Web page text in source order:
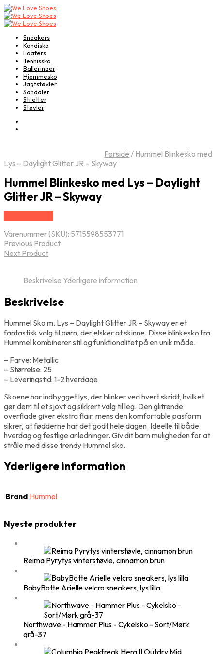
Sneakers
Kondisko
Loafers
Tennissko
Ballerinaer
Hjemmesko
Jagtstøvler
Sandaler
Stiletter
Støvler
Forside / Hummel Blinkesko med
Lys – Daylight Glitter JR – Skyway
Hummel Blinkesko med Lys – Daylight
Glitter JR – Skyway
Varenummer (SKU): 5715598553771
Previous Product
Next Product
Beskrivelse Yderligere information
Beskrivelse
Hummel Sko m. Lys – Daylight Glitter JR – Skyway er et
fantastisk valg til børn, der elsker at skinne. Disse blinkesko fra
Hummel kombinerer stil og funktionalitet på en unik måde.
– Farve: Metallic
– Størrelse: 25
– Leveringstid: 1-2 hverdage
Skoene har indbygget lys, der blinker ved hvert skridt, hvilket
gør dem til et sjovt og sikkert valg til leg. Den glitrende
overflade giver ekstra flair, mens den komfortable pasform
sikrer, at fødderne har det godt hele dagen. Ideelle til både
hverdag og festlige anledninger. Giv dit barn muligheden for at
stråle med disse trendy Hummel sko.
Yderligere information
Brand Hummel
Nyeste produkter
Reima Pyrytys vinterstøvle, cinnamon brun
BabyBotte Arielle velcro sneakers, lys lilla
Northwave - Hammer Plus - Cykelsko - Sort/Mørk
grå-37